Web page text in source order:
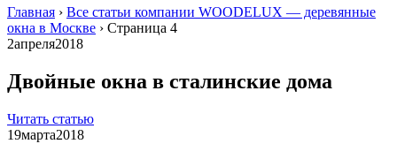
Главная › Все статьи компании WOODELUX — деревянные
окна в Москве › Страница 4
2апреля2018
Двойные окна в сталинские дома
Читать статью
19марта2018